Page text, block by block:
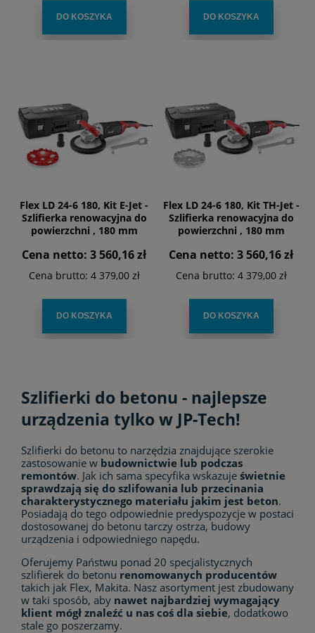
DO KOSZYKA DO KOSZYKA
Flex LD 24-6 180, Kit E-Jet -
Szlifierka renowacyjna do
powierzchni , 180 mm
Cena netto: 3 560,16 zł
Cena brutto: 4 379,00 zł
DO KOSZYKA
Flex LD 24-6 180, Kit TH-Jet -
Szlifierka renowacyjna do
powierzchni , 180 mm
Cena netto: 3 560,16 zł
Cena brutto: 4 379,00 zł
DO KOSZYKA
Szlifierki do betonu - najlepsze
urządzenia tylko w JP-Tech!
Szlifierki do betonu to narzędzia znajdujące szerokie
zastosowanie w budownictwie lub podczas
remontów. Jak ich sama specyfika wskazuje świetnie
sprawdzają się do szlifowania lub przecinania
charakterystycznego materiału jakim jest beton.
Posiadają do tego odpowiednie predyspozycje w postaci
dostosowanej do betonu tarczy ostrza, budowy
urządzenia i odpowiedniego napędu.
Oferujemy Państwu ponad 20 specjalistycznych
szlifierek do betonu renomowanych producentów
takich jak Flex, Makita. Nasz asortyment jest zbudowany
w taki sposób, aby nawet najbardziej wymagający
klient mógł znaleźć u nas coś dla siebie, dodatkowo
stale go poszerzamy.